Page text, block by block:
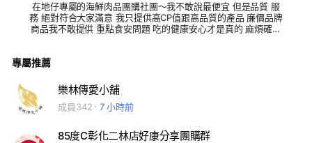
在地仔專屬的海鮮肉品團購社團～我不敢說最便宜 但是品質 服
務 絕對符合大家滿意 我只提供高CP值跟高品質的產品 廉價品牌
商品我不敢提供 重點食安問題 吃的健康安心才是真的 麻煩確實
專屬推薦
樂林傳愛小舖
成員342 7 小時前
85度C彰化二林店好康分享團購群